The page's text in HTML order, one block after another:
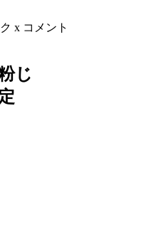
x コメント
じ